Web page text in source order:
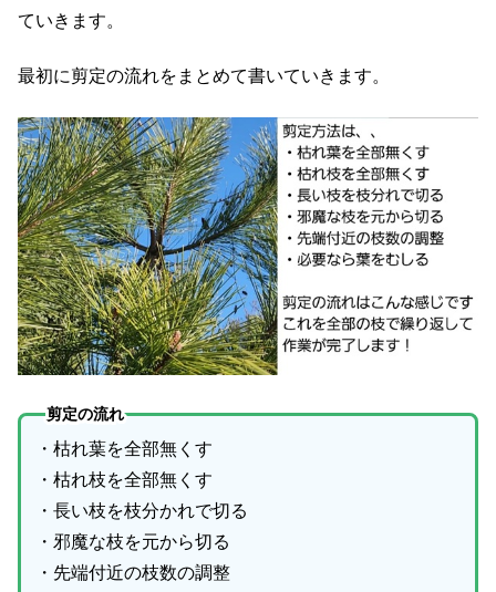
ていきます。
最初に剪定の流れをまとめて書いていきます。
剪定の流れ
・枯れ葉を全部無くす
・枯れ枝を全部無くす
・長い枝を枝分かれで切る
・邪魔な枝を元から切る
・先端付近の枝数の調整